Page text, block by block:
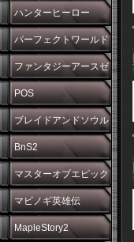
ハンターヒーロー
パーフェクトワールド
ファンタジーアースゼ
ロ
POS
ブレイドアンドソウル
BnS2
マスターオブエピック
マビノギ英雄伝
MapleStory2